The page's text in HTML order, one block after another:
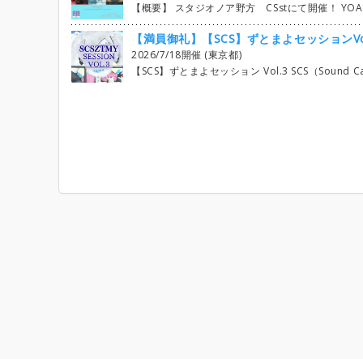
【概要】 スタジオノア野方 CSstにて開催！ YOASOBI・ヨルシカ・ずっと真夜中でいいのに 3アーティストの楽曲でのセッションイベントになります。 楽器初心者やスタジオ初めての方でも楽しめるセッションイベントがモットーです。 (Gt1＝Lead Gt2＝Backing) 初心者の方、初めましての方も大歓迎です。 高校生の方は参加費1,200円です。（学生証のご掲示に限り） お友達引き連れても大歓迎！ 見学のみも可能です。（見学者は無料。自己紹介に見学の旨をコ
【満員御礼】【SCS】ずとまよセッション
2026/7/18開催 (東京都)
【SCS】ずとまよセッション Vol.3 SCS（Sound Catch Session）という音楽セッションサークルで活動しております。 【SCS Instagram】 雰囲気が分かりやすいように、演奏風景をInstagramに載せています。 https://www.instagram.com/scsmstk 【開催日時】 2026年7月18日（土）13:00〜16:00 【開催場所】 都内スタジオ ずっと真夜中でいいのに。中心のカバーセッションです。 現在、ドラム・キーボードを中心に参加者を募集しています。 ベースも、曲や編成により参加可能ですのでご相談ください。 ボーカル・ギターは現状埋まり気味ですが、曲数少なめでの参加や、次回以降のご案内が可能な場合があります。 現時点では、急なキャンセル等がない限り、セットリストはすべて演奏可能な見込みです。 現在 ボーカル×4 ギター×4 ベース×2 ドラム×1 キーボード×1 参加いただいています。 【参加費】 2,000円を上限目安として調整予定です。 ・参加費は当日、現金またはPayPayにてお支払いをお願いします ・状況に応じて事前にお支払いをお願いする場合があります ・開催1週間前以降のキャンセルは参加費を頂戴します （代役を立てた場合はこの限りではありません） 参加費はスタジオ代・運営費を含めて開催ごとに調整します。 余剰分が出た場合は、SCSの運営費・次回開催費用として管理します。 【参加条件】 ・ある程度演奏経験のある方 ・曲を